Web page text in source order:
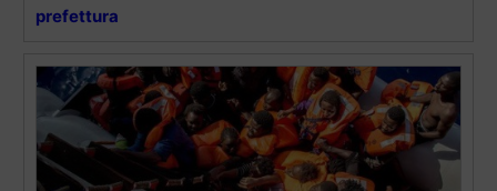
prefettura